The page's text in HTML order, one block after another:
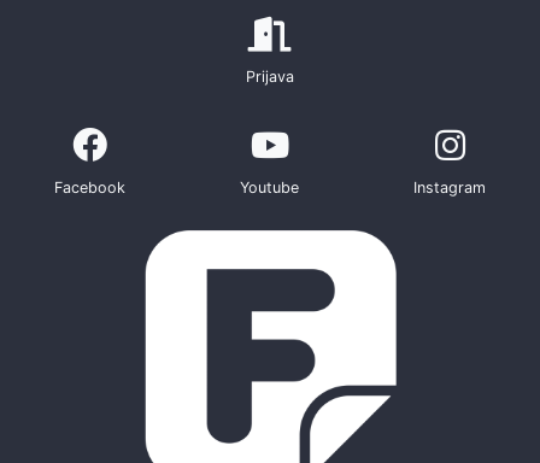
Prijava
Facebook Youtube Instagram